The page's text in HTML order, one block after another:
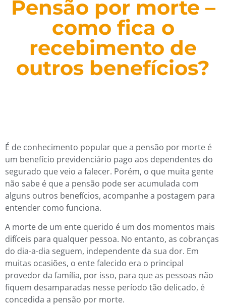
Pensão por morte –
como fica o
recebimento de
outros benefícios?
É de conhecimento popular que a pensão por morte é
um benefício previdenciário pago aos dependentes do
segurado que veio a falecer. Porém, o que muita gente
não sabe é que a pensão pode ser acumulada com
alguns outros benefícios, acompanhe a postagem para
entender como funciona.
A morte de um ente querido é um dos momentos mais
difíceis para qualquer pessoa. No entanto, as cobranças
do dia-a-dia seguem, independente da sua dor. Em
muitas ocasiões, o ente falecido era o principal
provedor da família, por isso, para que as pessoas não
fiquem desamparadas nesse período tão delicado, é
concedida a pensão por morte.